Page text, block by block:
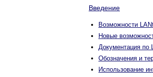
Введение
Возможности
Новые
Документация по
Обозначения и
Использование